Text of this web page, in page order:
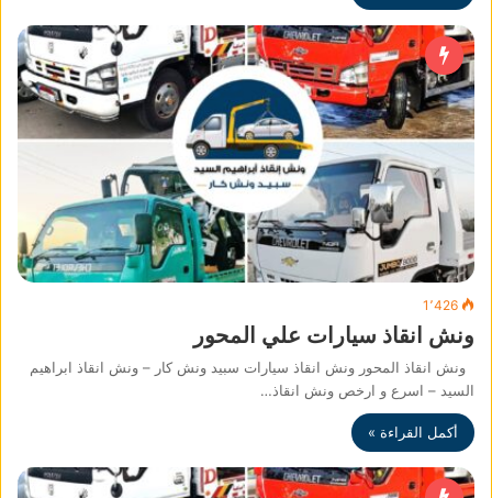
1٬426
ونش انقاذ سيارات علي المحور
ونش انقاذ المحور ونش انقاذ سيارات سبيد ونش كار – ونش انقاذ ابراهيم
السيد – اسرع و ارخص ونش انقاذ…
أكمل القراءة »